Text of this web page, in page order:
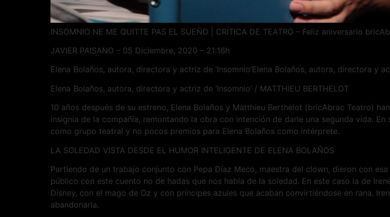
INSOMNIO NE ME QUITTE PAS EL SUEÑO | CRÍTICA DE TEATRO – Feliz aniversario
JAVIER PAISANO – 05 Diciembre, 2020 – 21:16h
Elena Bolaños, autora, directora y actriz de ‘Insomnio’Elena Bolaños, autora, directora y
Elena Bolaños, autora, directora y actriz de ‘Insomnio’ / MATTHIEU BERTHELOT
10 años después de su estreno, Elena Bolaños y Matthieu Berthelot (bricAbrac Teatro)
insignia de la compañía, remontando la obra con intención de darle una segunda vida.
como grupo teatral y no pocos premios para Elena Bolaños como intérprete.
LA SOLEDAD VISTA DESDE EL HUMOR INTELIGENTE DE ELENA BOLAÑOS
Partiendo de un trabajo conjunto con Pepa Díaz Meco, maestra del clown, dieron con
público con este cuento no de hadas que nos habla de la soledad. En este caso la de
Disney, con el mago de Oz y con príncipes azules que acaban convirtiéndose en rana.
abandonarla.